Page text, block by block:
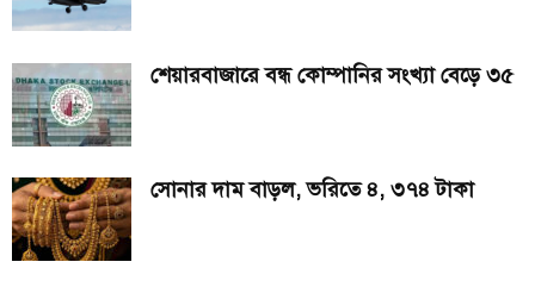
শেয়ারবাজারে বন্ধ কোম্পানির সংখ্যা বেড়ে ৩৫
সোনার দাম বাড়ল, ভরিতে ৪, ৩৭৪ টাকা